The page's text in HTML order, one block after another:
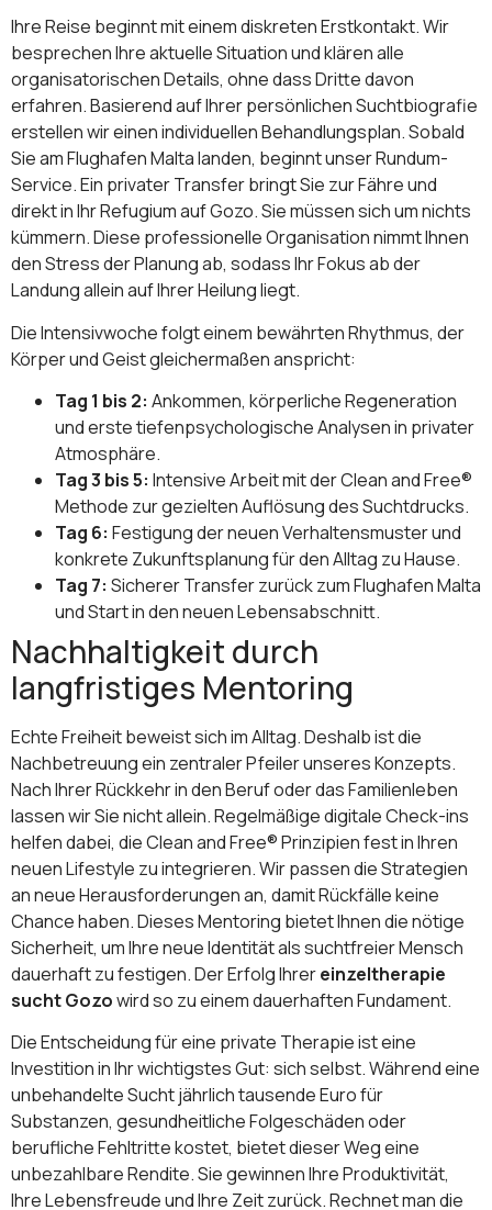
Ihre Reise beginnt mit einem diskreten Erstkontakt. Wir
besprechen Ihre aktuelle Situation und klären alle
organisatorischen Details, ohne dass Dritte davon
erfahren. Basierend auf Ihrer persönlichen Suchtbiografie
erstellen wir einen individuellen Behandlungsplan. Sobald
Sie am Flughafen Malta landen, beginnt unser Rundum-
Service. Ein privater Transfer bringt Sie zur Fähre und
direkt in Ihr Refugium auf Gozo. Sie müssen sich um nichts
kümmern. Diese professionelle Organisation nimmt Ihnen
den Stress der Planung ab, sodass Ihr Fokus ab der
Landung allein auf Ihrer Heilung liegt.
Die Intensivwoche folgt einem bewährten Rhythmus, der
Körper und Geist gleichermaßen anspricht:
Tag 1 bis 2: Ankommen, körperliche Regeneration
und erste tiefenpsychologische Analysen in privater
Atmosphäre.
Tag 3 bis 5: Intensive Arbeit mit der Clean and Free®
Methode zur gezielten Auflösung des Suchtdrucks.
Tag 6: Festigung der neuen Verhaltensmuster und
konkrete Zukunftsplanung für den Alltag zu Hause.
Tag 7: Sicherer Transfer zurück zum Flughafen Malta
und Start in den neuen Lebensabschnitt.
Nachhaltigkeit durch
langfristiges Mentoring
Echte Freiheit beweist sich im Alltag. Deshalb ist die
Nachbetreuung ein zentraler Pfeiler unseres Konzepts.
Nach Ihrer Rückkehr in den Beruf oder das Familienleben
lassen wir Sie nicht allein. Regelmäßige digitale Check-ins
helfen dabei, die Clean and Free® Prinzipien fest in Ihren
neuen Lifestyle zu integrieren. Wir passen die Strategien
an neue Herausforderungen an, damit Rückfälle keine
Chance haben. Dieses Mentoring bietet Ihnen die nötige
Sicherheit, um Ihre neue Identität als suchtfreier Mensch
dauerhaft zu festigen. Der Erfolg Ihrereinzeltherapie
sucht Gozowird so zu einem dauerhaften Fundament.
Die Entscheidung für eine private Therapie ist eine
Investition in Ihr wichtigstes Gut: sich selbst. Während eine
unbehandelte Sucht jährlich tausende Euro für
Substanzen, gesundheitliche Folgeschäden oder
berufliche Fehltritte kostet, bietet dieser Weg eine
unbezahlbare Rendite. Sie gewinnen Ihre Produktivität,
Ihre Lebensfreude und Ihre Zeit zurück. Rechnet man die